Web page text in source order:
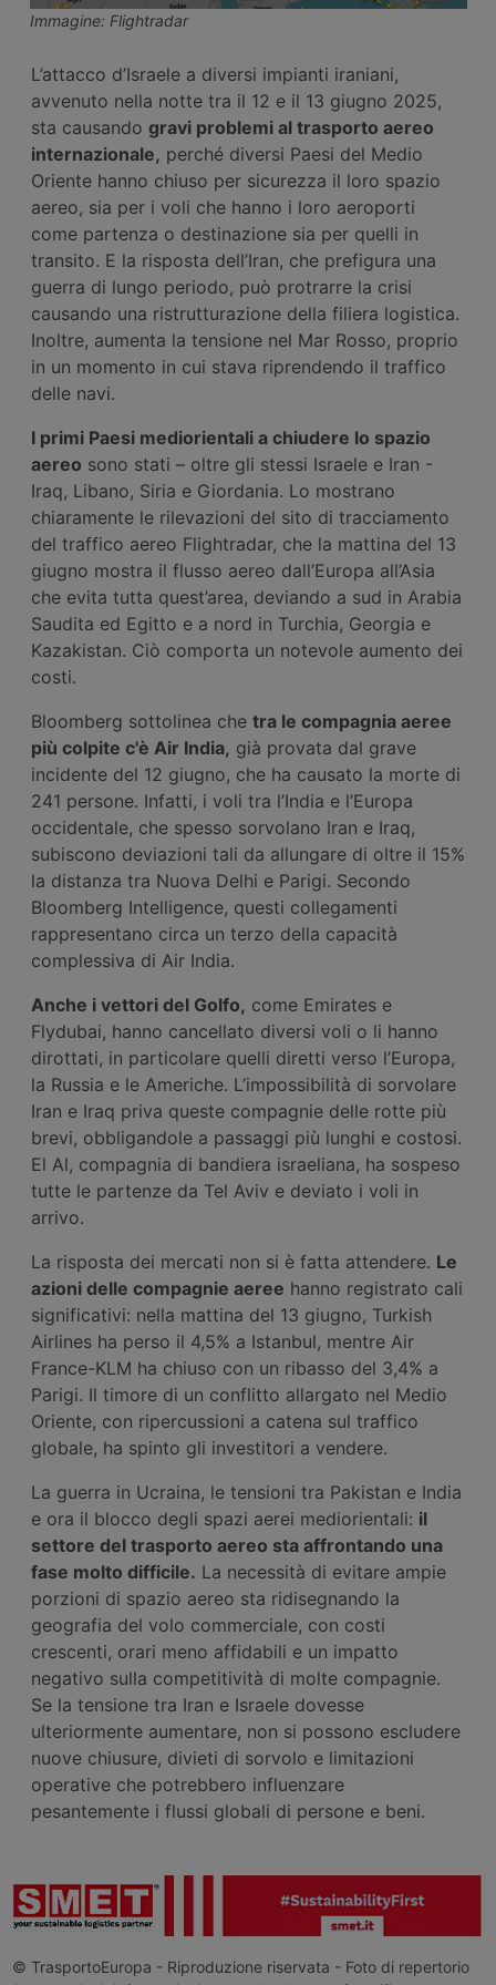
Immagine: Flightradar
L’attacco d’Israele a diversi impianti iraniani,
avvenuto nella notte tra il 12 e il 13 giugno 2025,
sta causando gravi problemi al trasporto aereo
internazionale, perché diversi Paesi del Medio
Oriente hanno chiuso per sicurezza il loro spazio
aereo, sia per i voli che hanno i loro aeroporti
come partenza o destinazione sia per quelli in
transito. E la risposta dell’Iran, che prefigura una
guerra di lungo periodo, può protrarre la crisi
causando una ristrutturazione della filiera logistica.
Inoltre, aumenta la tensione nel Mar Rosso, proprio
in un momento in cui stava riprendendo il traffico
delle navi.
I primi Paesi mediorientali a chiudere lo spazio
aereo sono stati – oltre gli stessi Israele e Iran -
Iraq, Libano, Siria e Giordania. Lo mostrano
chiaramente le rilevazioni del sito di tracciamento
del traffico aereo Flightradar, che la mattina del 13
giugno mostra il flusso aereo dall’Europa all’Asia
che evita tutta quest’area, deviando a sud in Arabia
Saudita ed Egitto e a nord in Turchia, Georgia e
Kazakistan. Ciò comporta un notevole aumento dei
costi.
Bloomberg sottolinea che tra le compagnia aeree
più colpite c'è Air India, già provata dal grave
incidente del 12 giugno, che ha causato la morte di
241 persone. Infatti, i voli tra l’India e l’Europa
occidentale, che spesso sorvolano Iran e Iraq,
subiscono deviazioni tali da allungare di oltre il 15%
la distanza tra Nuova Delhi e Parigi. Secondo
Bloomberg Intelligence, questi collegamenti
rappresentano circa un terzo della capacità
complessiva di Air India.
Anche i vettori del Golfo, come Emirates e
Flydubai, hanno cancellato diversi voli o li hanno
dirottati, in particolare quelli diretti verso l’Europa,
la Russia e le Americhe. L’impossibilità di sorvolare
Iran e Iraq priva queste compagnie delle rotte più
brevi, obbligandole a passaggi più lunghi e costosi.
El Al, compagnia di bandiera israeliana, ha sospeso
tutte le partenze da Tel Aviv e deviato i voli in
arrivo.
La risposta dei mercati non si è fatta attendere. Le
azioni delle compagnie aeree hanno registrato cali
significativi: nella mattina del 13 giugno, Turkish
Airlines ha perso il 4,5% a Istanbul, mentre Air
France-KLM ha chiuso con un ribasso del 3,4% a
Parigi. Il timore di un conflitto allargato nel Medio
Oriente, con ripercussioni a catena sul traffico
globale, ha spinto gli investitori a vendere.
La guerra in Ucraina, le tensioni tra Pakistan e India
e ora il blocco degli spazi aerei mediorientali: il
settore del trasporto aereo sta affrontando una
fase molto difficile. La necessità di evitare ampie
porzioni di spazio aereo sta ridisegnando la
geografia del volo commerciale, con costi
crescenti, orari meno affidabili e un impatto
negativo sulla competitività di molte compagnie.
Se la tensione tra Iran e Israele dovesse
ulteriormente aumentare, non si possono escludere
nuove chiusure, divieti di sorvolo e limitazioni
operative che potrebbero influenzare
pesantemente i flussi globali di persone e beni.
© TrasportoEuropa - Riproduzione riservata - Foto di repertorio